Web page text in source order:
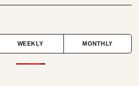
WEEKLY MONTHLY